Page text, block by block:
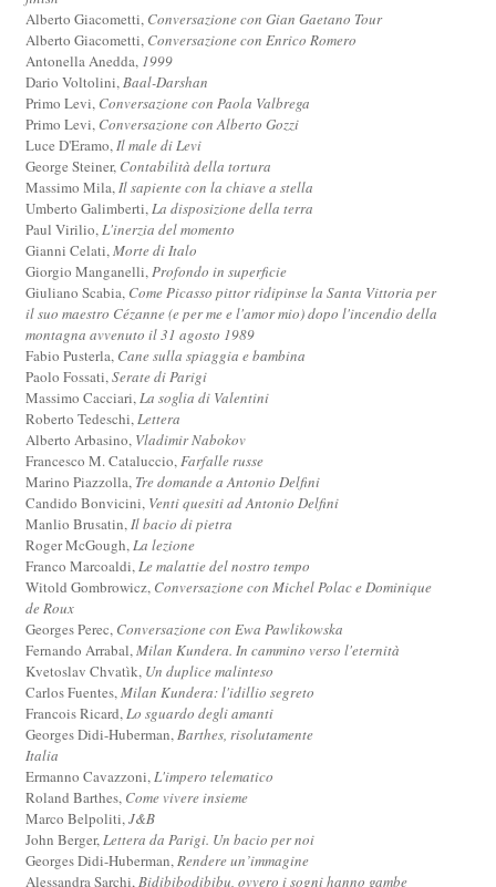
Alberto Giacometti, Conversazione con Gian Gaetano Tour
Alberto Giacometti, Conversazione con Enrico Romero
Antonella Anedda, 1999
Dario Voltolini,Baal-Darshan
Primo Levi, Conversazione con Paola Valbrega
Primo Levi, Conversazione con Alberto Gozzi
Luce D'Eramo,Il male di Levi
George Steiner, Contabilità della tortura
Massimo Mila,Il sapiente con la chiave a stella
Umberto Galimberti,La disposizione della terra
Paul Virilio,L'inerzia del momento
Gianni Celati,Morte di Italo
Giorgio Manganelli,Profondo in superficie
Giuliano Scabia, Come Picasso pittor ridipinse la Santa Vittoria per
il suo maestro Cézanne (e per me e l'amor mio) dopo l'incendio della
montagna avvenuto il 31 agosto 1989
Fabio Pusterla, Cane sulla spiaggia e bambina
Paolo Fossati,Serate di Parigi
Massimo Cacciari,La soglia di Valentini
Roberto Tedeschi,Lettera
Alberto Arbasino, Vladimir Nabokov
Francesco M. Cataluccio,Farfalle russe
Marino Piazzolla, Tre domande a Antonio Delfini
Candido Bonvicini, Venti quesiti ad Antonio Delfini
Manlio Brusatin,Il bacio di pietra
Roger McGough,La lezione
Franco Marcoaldi,Le malattie del nostro tempo
Witold Gombrowicz, Conversazione con Michel Polac e Dominique
de Roux
Georges Perec, Conversazione con Ewa Pawlikowska
Fernando Arrabal,Milan Kundera. In cammino verso l'eternità
Kvetoslav Chvatìk, Un duplice malinteso
Carlos Fuentes,Milan Kundera: l'idillio segreto
Francois Ricard,Lo sguardo degli amanti
Georges Didi-Huberman,Barthes, risolutamente
Italia
Ermanno Cavazzoni,L'impero telematico
Roland Barthes, Come vivere insieme
Marco Belpoliti,J&B
John Berger,Lettera da Parigi. Un bacio per noi
Georges Didi-Huberman,Rendere un’immagine
Alessandra Sarchi,Bidibibodibibu, ovvero i sogni hanno gambe